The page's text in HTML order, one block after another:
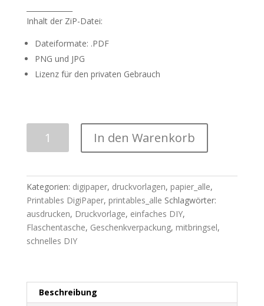
Inhalt der ZiP-Datei:
Dateiformate: .PDF
PNG und JPG
Lizenz für den privaten Gebrauch
"Flaschentasche"
für
alle
die
keinen
Plotter
In den Warenkorb
Kategorien: digipaper, druckvorlagen, papier_alle,
Printables DigiPaper, printables_alle Schlagwörter:
ausdrucken, Druckvorlage, einfaches DIY,
Flaschentasche, Geschenkverpackung, mitbringsel,
schnelles DIY
Beschreibung